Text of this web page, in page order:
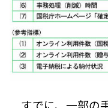
すでに、一部の